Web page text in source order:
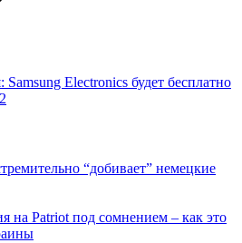
Electronics будет бесплатно
“добивает” немецкие
на Patriot под сомнением – как это